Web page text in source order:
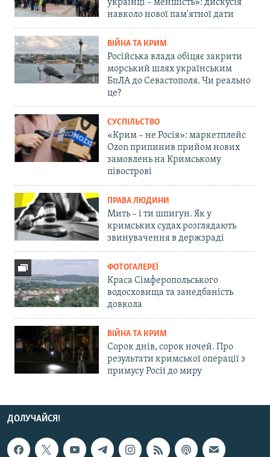
українці – меншість»: дискусія
навколо нової пам'ятної дати
ВІЙНА ТА КРИМ
Російська влада обіцяє закрити
морський шлях українським
БпЛА до Севастополя. Чи реально
це?
СУСПІЛЬСТВО
«Крим – не Росія»: маркетплейс
Ozon припинив прийом нових
замовлень на Кримському
півострові
ПРАВА ЛЮДИНИ
Мить – і ти шпигун. Як у
кримських судах розглядають
звинувачення в держзраді
ФОТОГАЛЕРЕЇ
Краса Сімферопольського
водосховища та занедбаність
довкола
ВІЙНА ТА КРИМ
Сорок днів, сорок ночей. Про
результати кримської операції з
примусу Росії до миру
ДОЛУЧАЙСЯ!